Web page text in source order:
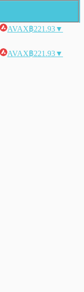
AVAX฿221.93▼
AVAX฿221.93▼